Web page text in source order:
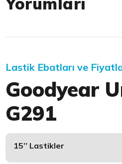
Lastik Ebatları ve
Goodyear
G291
15’’ Lastikler